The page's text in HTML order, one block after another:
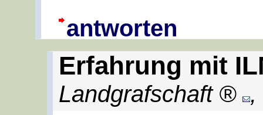
antworten
Erfahrung mit
Landgrafschaft
,